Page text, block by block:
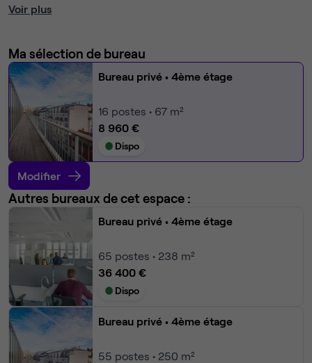
Voir plus
Ma sélection de bureau
Bureau privé • 4ème étage
16 postes • 67 m²
8 960 €
Dispo
Modifier
Autres bureaux de cet espace :
Bureau privé • 4ème étage
65 postes • 238 m²
36 400 €
Dispo
Bureau privé • 4ème étage
55 postes • 250 m²